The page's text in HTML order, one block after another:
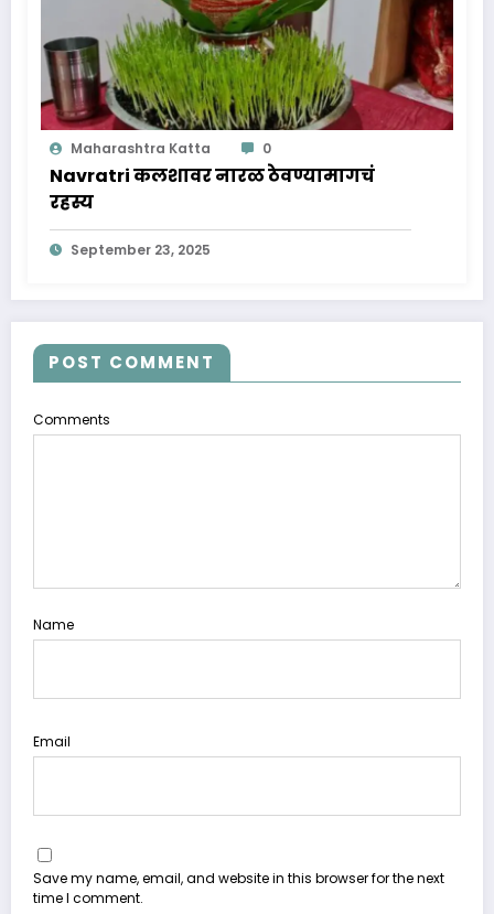
Maharashtra Katta 0
Navratri कलशावर नारळ ठेवण्यामागचं
रहस्य
September 23, 2025
POST COMMENT
Comments
Name
Email
Save my name, email, and website in this browser for the next
time I comment.